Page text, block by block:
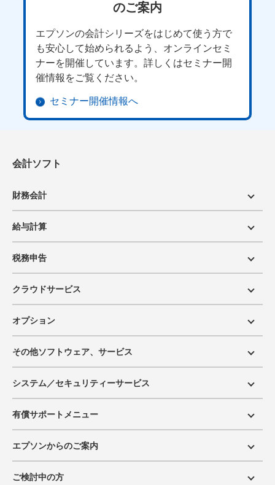
のご案内
エプソンの会計シリーズをはじめて使う方で
も安心して始められるよう、オンラインセミ
ナーを開催しています。詳しくはセミナー開
催情報をご覧ください。
セミナー開催情報へ
会計ソフト
財務会計
給与計算
税務申告
クラウドサービス
オプション
その他ソフトウェア、サービス
システム／セキュリティーサービス
有償サポートメニュー
エプソンからのご案内
ご検討中の方